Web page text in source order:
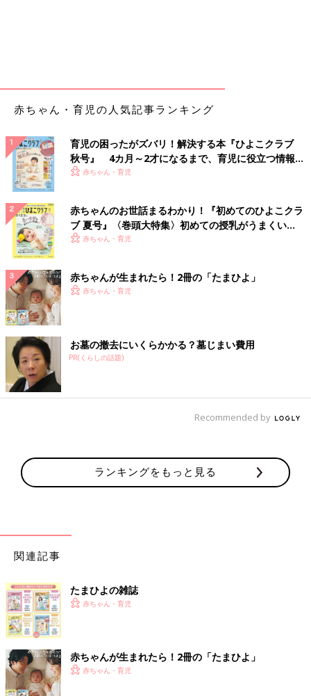
いました。担任制で１年間は同じ先生が教えてくださることと、
Ｙさん。
日本人保護者は「もっと遊びを」、ネパール人保護
者は「もっと勉強を」
Ｙさんの娘さんが２年目に在籍した年長クラスは、午前中に３コ
マ、午後に３コマ授業があります。学期ごとに定期テストも行わ
れ、習熟度、理解度を先生がしっかり把握してくれたのだそう。
「当時は１８時まで預かってくれる制度もありなんとか働きなが
ら通わすことができました。しかし、残念ながら利用者が少な
く、現在は預かり制度は中止に。下の子を通わすとしたら毎日ベ
ビーシッターに頼まざる得ませんが、あのカリキュラムは確かに
「とはいえ、幼い子にここまで勉強させなくちゃいけないのかと
疑問に思うことも正直ありました。面白いのは保護者会。日本人
の保護者はもっと自由な時間を増やしてほしい、美術や体育など
授業内容と聞いて驚きました」。
いところを伸ばせる、多様性を尊重する学校にしたい」と日本語
教育や、日本の行事など新たな試みに挑戦中。
現在生徒数は約150人。日本人は10人。当初13人で開校した生徒
MさんもYさんも「勉強も魅力的だけど、もっともよかったのは
小さいうちにいろいろな文化に触れられたこと。『違うことの大
赤ちゃん・育児の人気記事ランキング
育児の困ったがズバリ！解決する本『ひよこクラブ
秋号』 4カ月～2才になるまで、育児に役立つ情報が
いっぱい！
赤ちゃん・育児
赤ちゃんのお世話まるわかり！『初めてのひよこクラ
ブ 夏号』〈巻頭大特集〉初めての授乳がうまくい
く！ おっぱい・ミルクの基本と夏のトラブル 解決テ
赤ちゃん・育児
赤ちゃんが生まれたら！2冊の「たまひよ」
赤ちゃん・育児
お墓の撤去にいくらかかる？墓じまい費用
PR(くらしの話題)
Recommended by
ランキングをもっと見る
関連記事
たまひよの雑誌
赤ちゃん・育児
赤ちゃんが生まれたら！2冊の「たまひよ」
赤ちゃん・育児